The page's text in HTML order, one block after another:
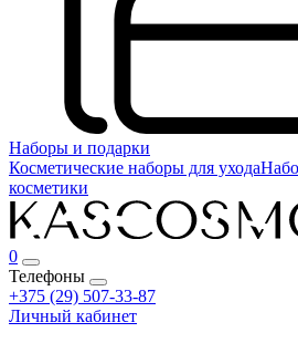
Наборы и подарки
Косметические наборы для ухода
косметики
0
Телефоны
+375 (29) 507-33-87
Личный кабинет